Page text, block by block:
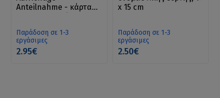
Anteilnahme - κάρτα
Παράδοση σε 1-3
εργάσιμες
2.95€
x 15 cm
Παράδοση σε 1-3
εργάσιμες
2.50€